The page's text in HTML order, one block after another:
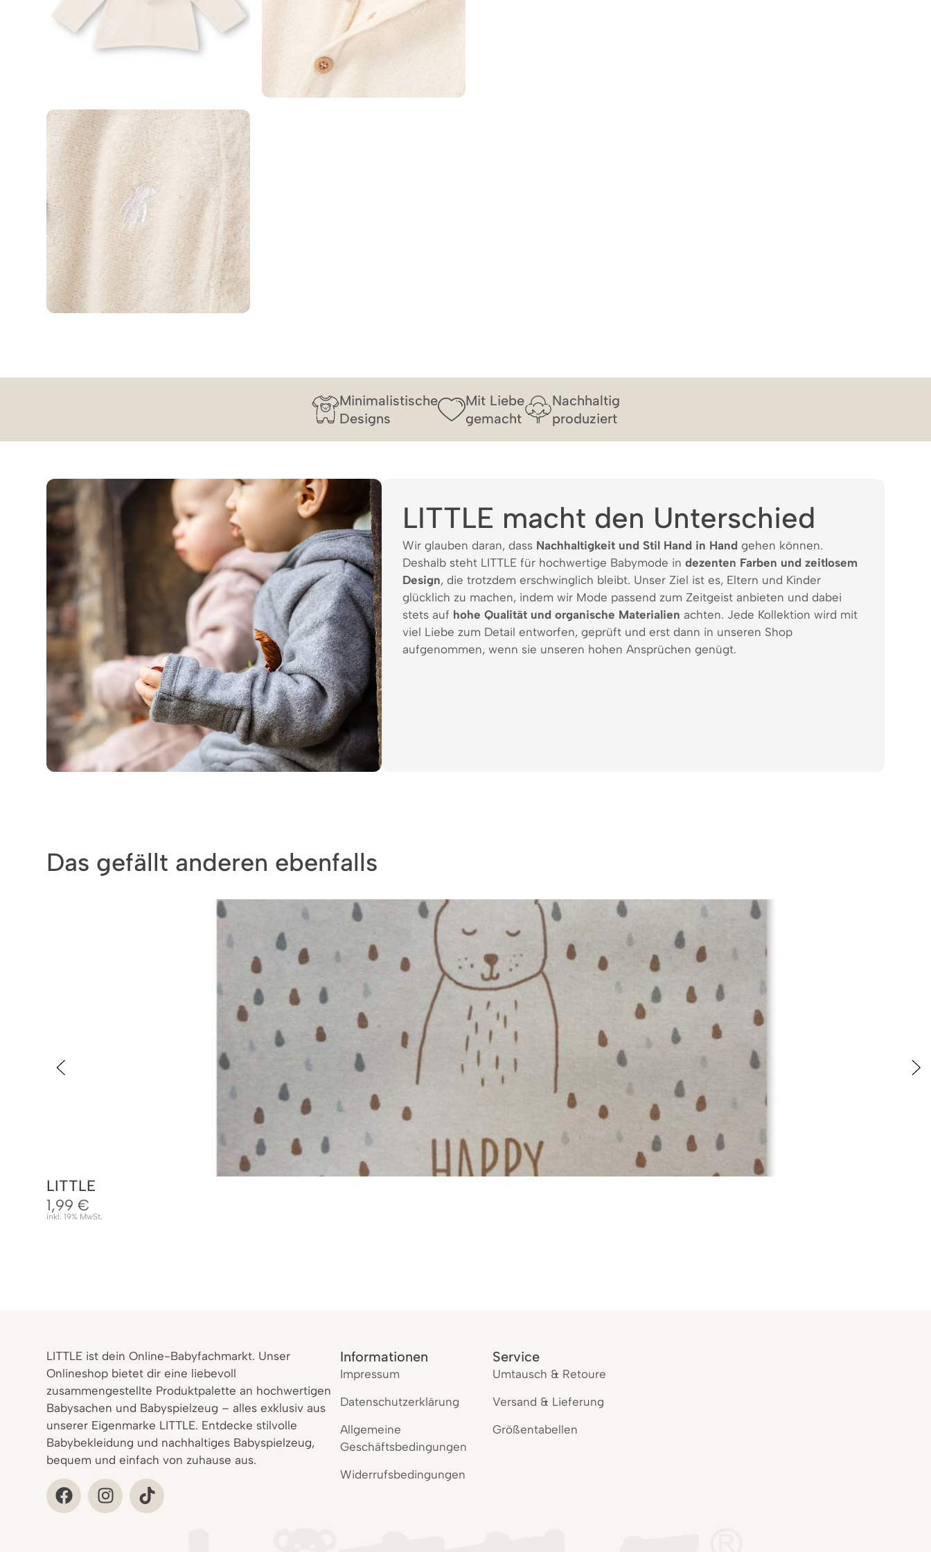
Minimalistische
Designs
Mit Liebe
gemacht
Nachhaltig
produziert
LITTLE macht den Unterschied
Wir glauben daran, dass Nachhaltigkeit und Stil Hand in Hand gehen können.
Deshalb steht LITTLE für hochwertige Babymode in dezenten Farben und zeitlosem
Design, die trotzdem erschwinglich bleibt. Unser Ziel ist es, Eltern und Kinder
glücklich zu machen, indem wir Mode passend zum Zeitgeist anbieten und dabei
stets auf hohe Qualität und organische Materialien achten. Jede Kollektion wird mit
viel Liebe zum Detail entworfen, geprüft und erst dann in unseren Shop
aufgenommen, wenn sie unseren hohen Ansprüchen genügt.
Das gefällt anderen ebenfalls
LITTLE
1,99€
inkl. 19% MwSt.
LITTLE ist dein Online-Babyfachmarkt. Unser
Onlineshop bietet dir eine liebevoll
zusammengestellte Produktpalette an hochwertigen
Babysachen und Babyspielzeug – alles exklusiv aus
unserer Eigenmarke LITTLE. Entdecke stilvolle
Babybekleidung und nachhaltiges Babyspielzeug,
bequem und einfach von zuhause aus.
Informationen
Impressum
Datenschutzerklärung
Allgemeine
Geschäftsbedingungen
Widerrufsbedingungen
Service
Umtausch & Retoure
Versand & Lieferung
Größentabellen